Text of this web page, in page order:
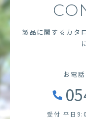
製品に関するカタ
お電
受付 平日